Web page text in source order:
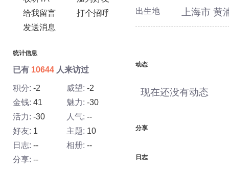
给我留言
打个招呼
发送消息
统计信息
已有 10644 人来访过
积分: -2 威望: -2
金钱: 41 魅力: -30
活力: -30 人气: --
好友: 1 主题: 10
日志: -- 相册: --
分享: --
出生地 上海市 黄
动态
现在还没有动态
分享
日志